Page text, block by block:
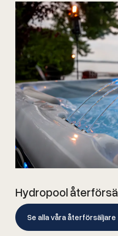
Hydropool
Se alla våra återförsäljare